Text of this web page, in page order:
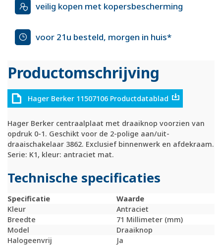
veilig kopen met kopersbescherming
voor 21u besteld, morgen in huis*
Productomschrijving
Hager Berker 11507106 Productdatablad
Hager Berker centraalplaat met draaiknop voorzien van
opdruk 0-1. Geschikt voor de 2-polige aan/uit-
draaischakelaar 3862. Exclusief binnenwerk en afdekraam.
Serie: K1, kleur: antraciet mat.
Technische specificaties
Specificatie
Waarde
Kleur
Antraciet
Breedte
71 Millimeter (mm)
Model
Draaiknop
Halogeenvrij
Ja